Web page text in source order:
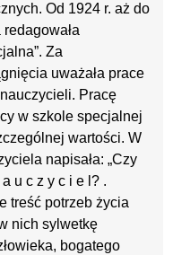
Od 1924 r. aż do
Za
uważała prace
Pracę
w szkole specjalnej
wartości. W
napisała: „Czy
u c z y c i e l? .
treść potrzeb życia
nich sylwetkę
bogatego